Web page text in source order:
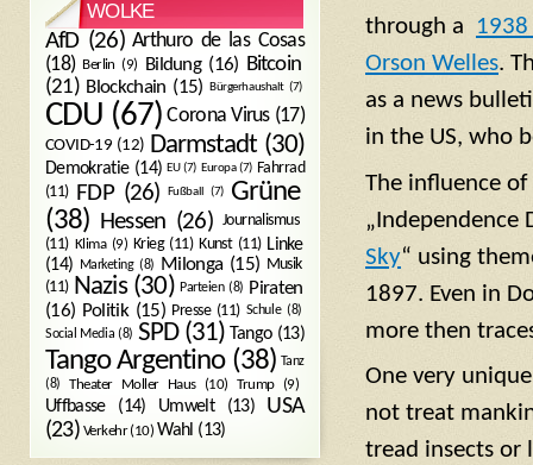
through a
Orson Welles.
as a news
in the US, who
The influence
„Independence
Sky“ using
1897. Even in
more then
One very
not treat
tread insects or
WOLKE
AfD(26) Arthuro de las Cosas
(18) Berlin (9) Bildung(16) Bitcoin
(21) Blockchain (15) Bürgerhaushalt (7)
CDU (67) Corona Virus(17)
COVID-19 (12) Darmstadt (30)
Demokratie(14) EU(7) Europa(7) Fahrrad
(11)
FDP(26) Fußball (7)
Grüne
(38) Hessen (26) Journalismus
(11) Klima(9) Krieg(11) Kunst(11) Linke
(14) Marketing(8) Milonga(15) Musik
(11) Nazis(30) Parteien(8) Piraten
(16) Politik(15) Presse(11) Schule(8)
Social Media (8) SPD(31) Tango(13)
Tango Argentino(38) Tanz
(8)
Theater Moller Haus(10) Trump(9)
Uffbasse(14) Umwelt(13)
USA
(23) Verkehr(10) Wahl (13)